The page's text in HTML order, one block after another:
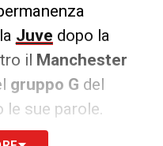
Juve dopo la
il Manchester
gruppo G del
le sue parole.